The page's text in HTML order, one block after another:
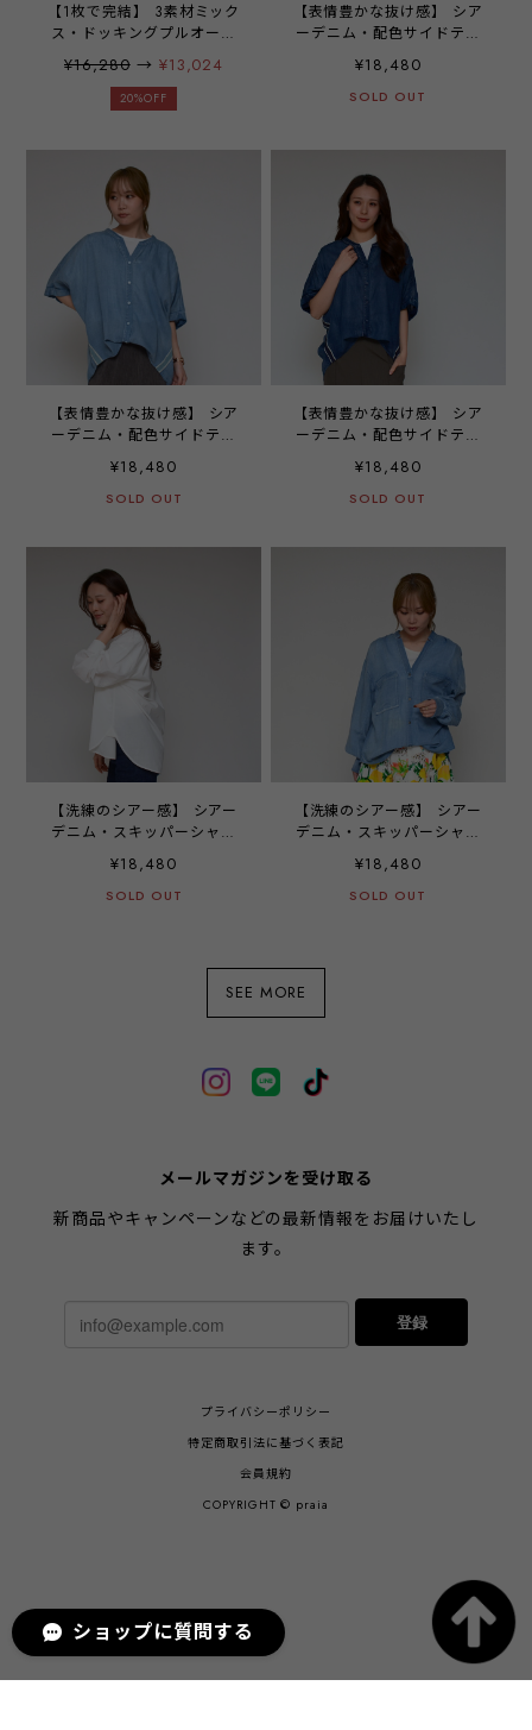
【1枚で完結】 3素材ミック
ス・ドッキングプルオーバ
ー - LER-2625 ベージュ ‐
¥16,280→ ¥13,024
20%OFF
【表情豊かな抜け感】 シア
ーデニム・配色サイドテー
プシャツ ‐ LE!-2607 オフ
‐
¥18,480
SOLD OUT
【表情豊かな抜け感】 シア
ーデニム・配色サイドテー
プシャツ ‐ LE!-2607 ライ
トブルー ‐
¥18,480
SOLD OUT
【表情豊かな抜け感】 シア
ーデニム・配色サイドテー
プシャツ ‐ LE!-2607 イン
ディゴ ‐
¥18,480
SOLD OUT
【洗練のシアー感】 シアー
デニム・スキッパーシャツ
¥18,480
SOLD OUT
【洗練のシアー感】 シアー
デニム・スキッパーシャツ
‐
¥18,480
SOLD OUT
SEE MORE
メールマガジンを受け取る
新商品やキャンペーンなどの最新情報をお届けいたし
ます。
登録
プライバシーポリシー
特定商取引法に基づく表記
会員規約
COPYRIGHT © praia
ショップに質問する